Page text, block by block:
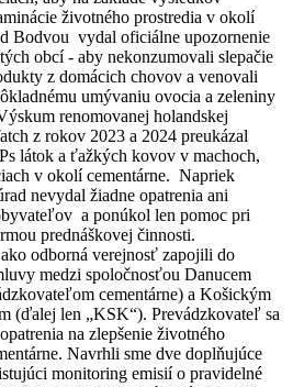
životného prostredia v okolí
Bodvou vydal oficiálne upozornenie
obcí - aby nekonzumovali slepačie
z domácich chovov a venovali
umývaniu ovocia a zeleniny
renomovanej holandskej
z rokov 2023 a 2024 preukázal
látok a ťažkých kovov v machoch,
v okolí cementárne. Napriek
nevydal žiadne opatrenia ani
a ponúkol len pomoc pri
prednáškovej činnosti.
odborná verejnosť zapojili do
medzi spoločnosťou Danucem
cementárne) a Košickým
(ďalej len „KSK“). Prevádzkovateľ sa
na zlepšenie životného
Navrhli sme dve doplňujúce
monitoring emisií o pravidelné